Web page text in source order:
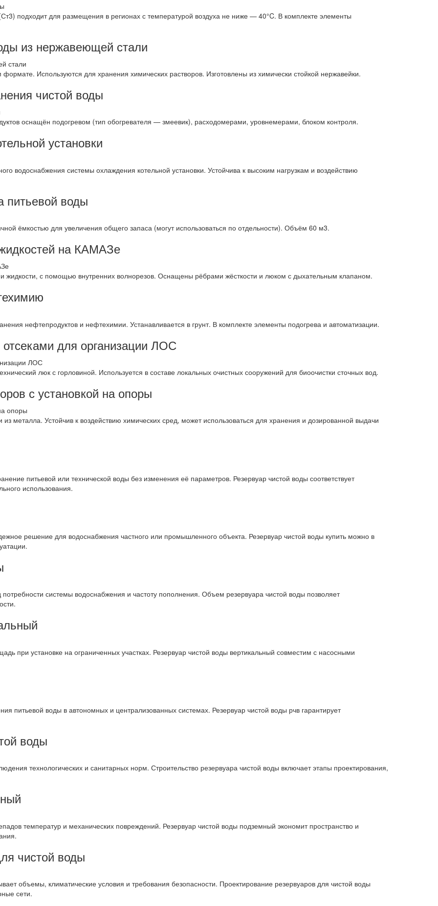
подходит для размещения в регионах с температурой воздуха не ниже — 40°C. В комплекте элементы
из нержавеющей стали
Используются для хранения химических растворов. Изготовлены из химически стойкой нержавейки.
чистой воды
оснащён подогревом (тип обогревателя — змеевик), расходомерами, уровнемерами, блоком контроля.
установки
водоснабжения системы охлаждения котельной установки. Устойчива к высоким нагрузкам и воздействию
питьевой воды
ёмкостью для увеличения общего запаса (могут использоваться по отдельности). Объём 60 м3.
на КАМАЗе
с помощью внутренних волнорезов. Оснащены рёбрами жёсткости и люком с дыхательным клапаном.
нефтепродуктов и нефтехимии. Устанавливается в грунт. В комплекте элементы подогрева и автоматизации.
для организации ЛОС
люк с горловиной. Используется в составе локальных очистных сооружений для биоочистки сточных вод.
с установкой на опоры
металла. Устойчив к воздействию химических сред, может использоваться для хранения и дозированной выдачи
питьевой или технической воды без изменения её параметров. Резервуар чистой воды соответствует
использования.
решение для водоснабжения частного или промышленного объекта. Резервуар чистой воды купить можно в
системы водоснабжения и частоту пополнения. Объем резервуара чистой воды позволяет
при установке на ограниченных участках. Резервуар чистой воды вертикальный совместим с насосными
питьевой воды в автономных и централизованных системах. Резервуар чистой воды рчв гарантирует
воды
технологических и санитарных норм. Строительство резервуара чистой воды включает этапы проектирования,
температур и механических повреждений. Резервуар чистой воды подземный экономит пространство и
чистой воды
объемы, климатические условия и требования безопасности. Проектирование резервуаров для чистой воды
сети.